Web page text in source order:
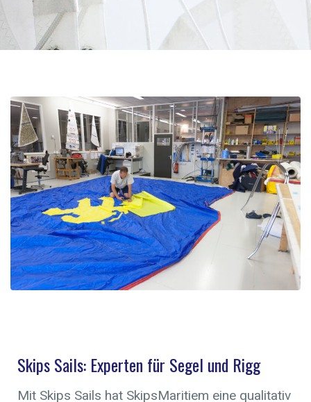
Skips Sails: Experten für Segel und Rigg
Mit Skips Sails hat SkipsMaritiem eine qualitativ